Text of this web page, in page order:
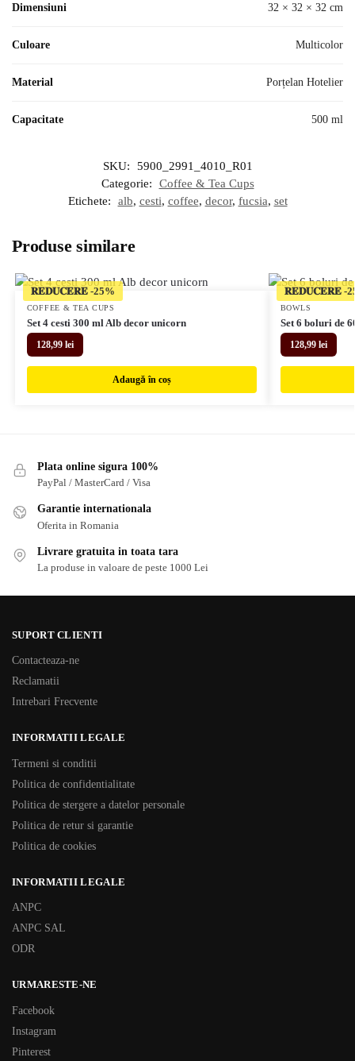
Dimensiuni 32 × 32 × 32 cm
Culoare Multicolor
Material Porțelan Hotelier
Capacitate 500 ml
SKU:
5900_2991_4010_R01
Categorie:
Coffee & Tea Cups
Etichete:
alb, cesti, coffee, decor, fucsia, set
Produse similare
𝐑𝐄𝐃𝐔𝐂𝐄𝐑𝐄
COFFEE & TEA CUPS
Set 4 cesti 300 ml Alb decor unicorn
128,99 lei
Adaugă în coș
𝐑𝐄𝐃𝐔𝐂𝐄𝐑𝐄
BOWLS
Set 6 boluri de
128,99 lei
Plata online sigura 100%
PayPal / MasterCard / Visa
Garantie internationala
Oferita in Romania
Livrare gratuita in toata tara
La produse in valoare de peste 1000 Lei
SUPORT CLIENTI
Contacteaza-ne
Reclamatii
Intrebari Frecvente
INFORMATII LEGALE
Termeni si conditii
Politica de confidentialitate
Politica de stergere a datelor personale
Politica de retur si garantie
Politica de cookies
INFORMATII LEGALE
ANPC
ANPC SAL
ODR
URMARESTE-NE
Facebook
Instagram
Pinterest